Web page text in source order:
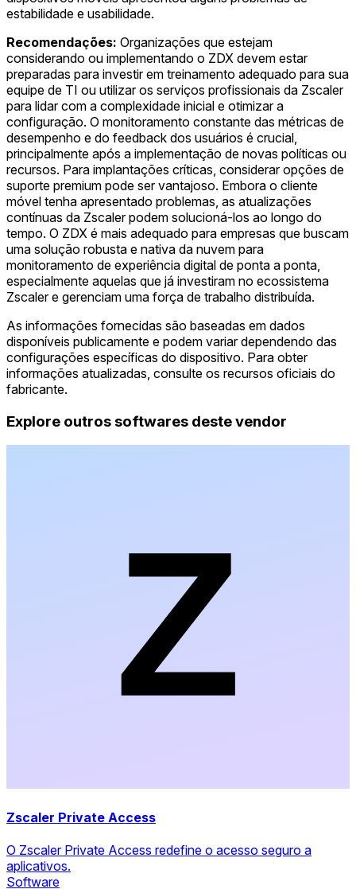
estabilidade e usabilidade.
Recomendações: Organizações que estejam
considerando ou implementando o ZDX devem estar
preparadas para investir em treinamento adequado para sua
equipe de TI ou utilizar os serviços profissionais da Zscaler
para lidar com a complexidade inicial e otimizar a
configuração. O monitoramento constante das métricas de
desempenho e do feedback dos usuários é crucial,
principalmente após a implementação de novas políticas ou
recursos. Para implantações críticas, considerar opções de
suporte premium pode ser vantajoso. Embora o cliente
móvel tenha apresentado problemas, as atualizações
contínuas da Zscaler podem solucioná-los ao longo do
tempo. O ZDX é mais adequado para empresas que buscam
uma solução robusta e nativa da nuvem para
monitoramento de experiência digital de ponta a ponta,
especialmente aquelas que já investiram no ecossistema
Zscaler e gerenciam uma força de trabalho distribuída.
As informações fornecidas são baseadas em dados
disponíveis publicamente e podem variar dependendo das
configurações específicas do dispositivo. Para obter
informações atualizadas, consulte os recursos oficiais do
fabricante.
Explore outros softwares deste vendor
Zscaler Private Access
O Zscaler Private Access redefine o acesso seguro a
aplicativos.
Software